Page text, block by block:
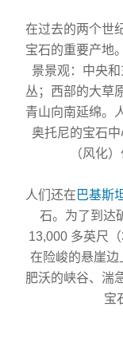
在过去的两个世
宝石的重要产地
景景观：中央
丛；西部的大草
青山向南延绵。
奥托尼的宝石
（风化
人们还在 巴基斯
石。为了到达
13,000 多英尺
在险峻的悬崖边
肥沃的峡谷、湍
宝